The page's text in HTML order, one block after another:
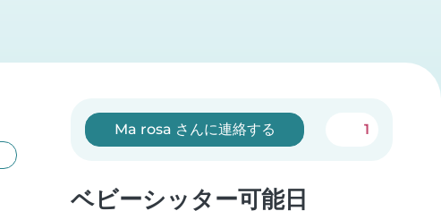
Ma rosa さんに連絡する 1
ベビーシッター可能日